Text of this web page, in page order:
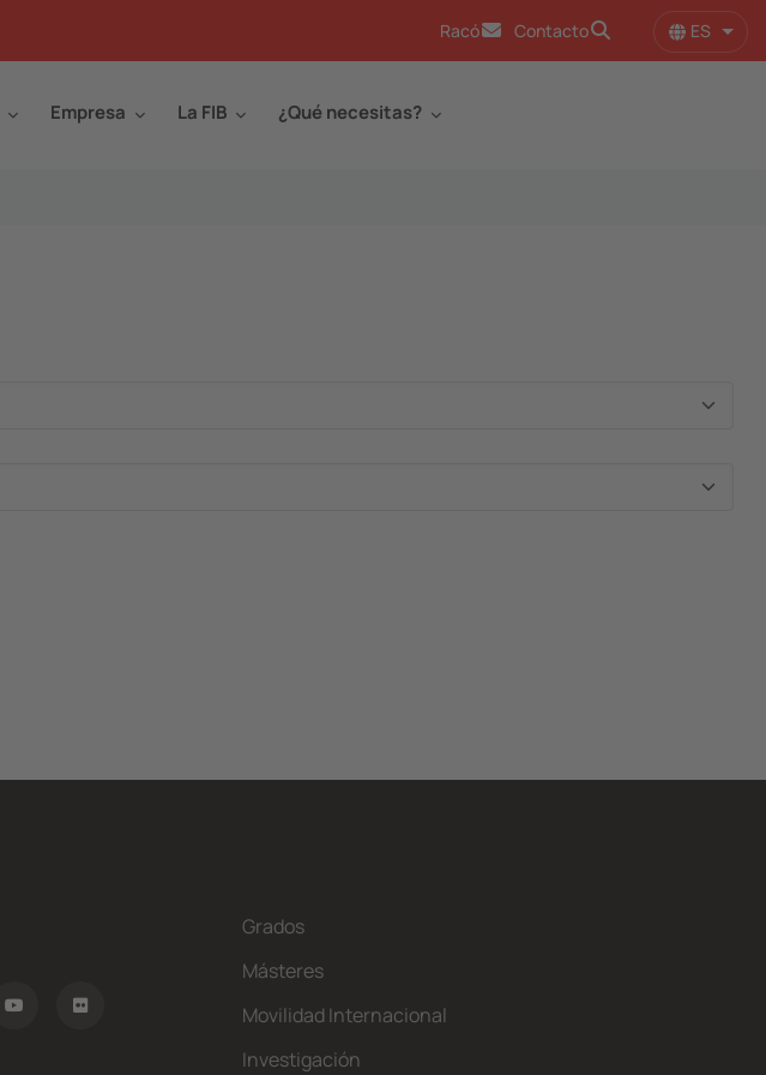
Racó Contacto ES
Empresa La FIB ¿Qué necesitas?
Grados
Másteres
Movilidad Internacional
Investigación